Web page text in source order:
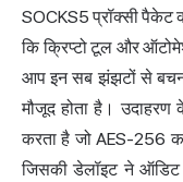
SOCKS5 प्रॉक्सी पैकेट
कि क्रिप्टो टूल और
आप इन सब झंझटों से
मौजूद होता है।
करता है जो AES-256
जिसकी डेलॉइट ने ऑडिट